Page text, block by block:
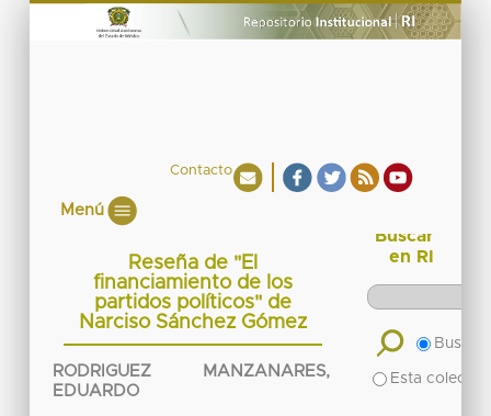
Contacto
Menú
Reseña de "El
financiamiento de los
partidos políticos" de
Narciso Sánchez Gómez
RODRIGUEZ MANZANARES,
EDUARDO
Buscar
en RI
Buscar
Esta